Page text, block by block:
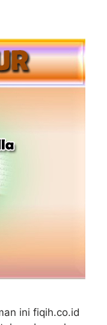
ini fiqih.co.id